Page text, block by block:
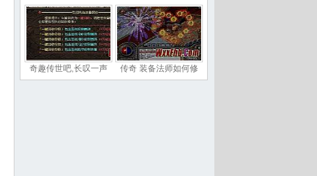
奇趣传世吧,长叹一声 传奇 装备法师如何修